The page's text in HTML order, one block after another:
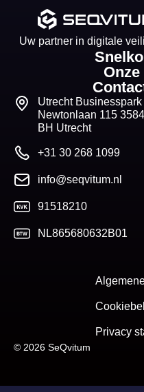
Uw partner in digitale
Utrecht Businesspark
Newtonlaan 115 3584
BH Utrecht
+31 30 268 1099
info@seqvitum.nl
91518210
NL865680632B01
© 2026 SeQvitum
Privacy